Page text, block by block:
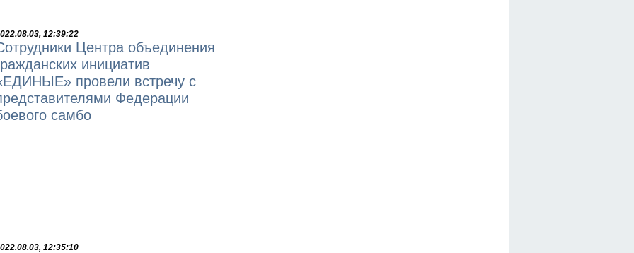
12:39:22
Центра объединения
инициатив
провели встречу с
Федерации
самбо
12:35:10